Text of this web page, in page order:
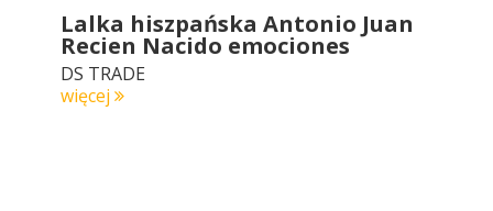
Lalka hiszpańska Antonio Juan
Recien Nacido emociones
DS TRADE
więcej